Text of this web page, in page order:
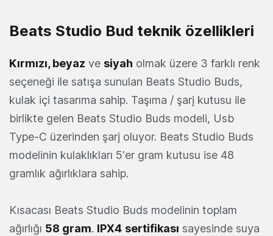
Beats Studio Bud teknik özellikleri
Kırmızı, beyaz ve siyah olmak üzere 3 farklı renk
seçeneği ile satışa sunulan Beats Studio Buds,
kulak içi tasarıma sahip. Taşıma / şarj kutusu ile
birlikte gelen Beats Studio Buds modeli, Usb
Type-C üzerinden şarj oluyor. Beats Studio Buds
modelinin kulaklıkları 5'er gram kutusu ise 48
gramlık ağırlıklara sahip.
Kısacası Beats Studio Buds modelinin toplam
ağırlığı 58 gram. IPX4 sertifikası sayesinde suya